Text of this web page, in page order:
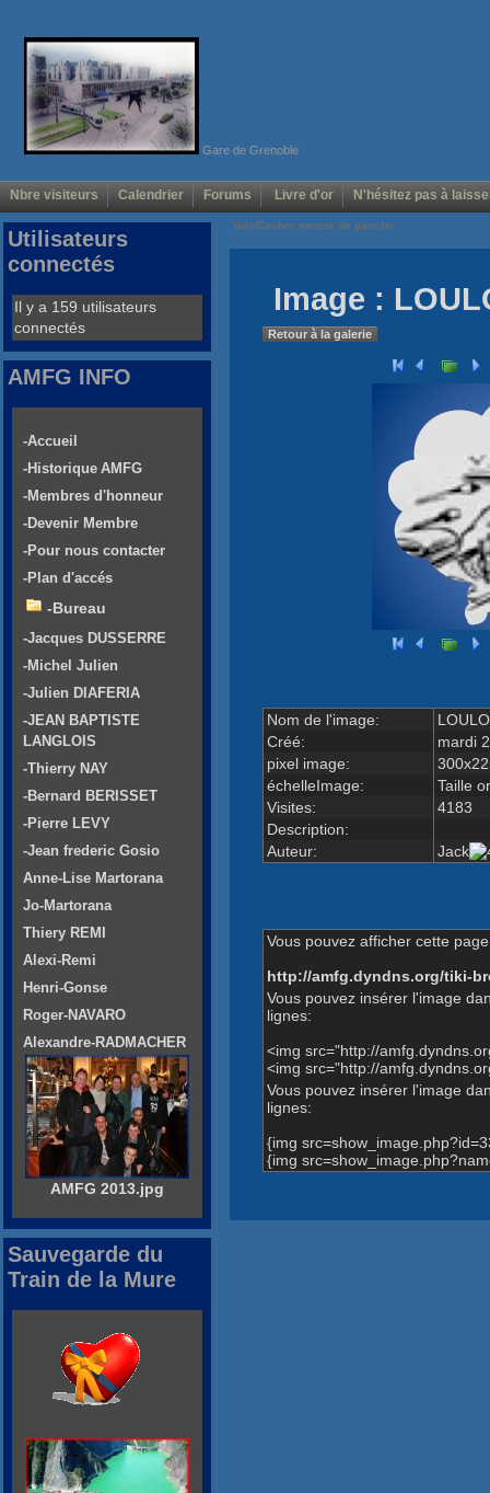
Gare de Grenoble
Nbre visiteurs Calendrier Forums Livre d'or N'hésitez pas à
Voir/Cacher menus de gauche
Image :
Retour à la galerie
Nom de l'image:
Créé:
mardi
pixel image:
échelleImage:
Taille
Visites:
4183
Description:
Auteur:
Jack
Vous pouvez afficher cette
http://amfg.dyndns.org/tiki-
Vous pouvez insérer l'image
lignes:
<img src="http://
<img src="http://
Vous pouvez insérer l'image
lignes:
{img
{img
Utilisateurs
connectés
Il y a 159 utilisateurs
connectés
AMFG INFO
-Accueil
-Historique AMFG
-Membres d'honneur
-Devenir Membre
-Pour nous contacter
-Plan d'accés
-Bureau
-Jacques DUSSERRE
-Michel Julien
-Julien DIAFERIA
-JEAN BAPTISTE
LANGLOIS
-Thierry NAY
-Bernard BERISSET
-Pierre LEVY
-Jean frederic Gosio
Anne-Lise Martorana
Jo-Martorana
Thiery REMI
Alexi-Remi
Henri-Gonse
Roger-NAVARO
Alexandre-RADMACHER
AMFG 2013.jpg
Sauvegarde du
Train de la Mure